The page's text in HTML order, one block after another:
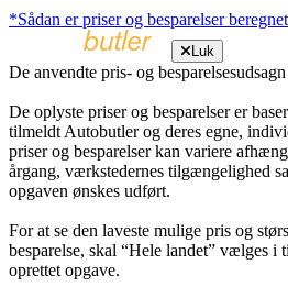
*Sådan er priser og besparelser beregnet
Luk
De anvendte pris- og besparelsesudsagn
De oplyste priser og besparelser er
tilmeldt Autobutler og deres egne,
priser og besparelser kan variere
årgang, værkstedernes tilgængelighed
opgaven ønskes udført.
For at se den laveste mulige pris og
besparelse, skal “Hele landet” vælges i
oprettet opgave.